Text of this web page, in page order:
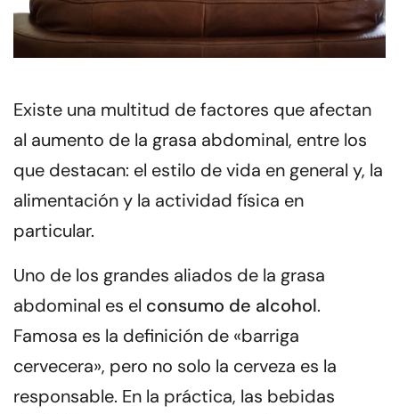
Existe una multitud de factores que afectan
al aumento de la grasa abdominal, entre los
que destacan: el estilo de vida en general y, la
alimentación y la actividad física en
particular.
Uno de los grandes aliados de la grasa
abdominal es el consumo de alcohol.
Famosa es la definición de «barriga
cervecera», pero no solo la cerveza es la
responsable. En la práctica, las bebidas